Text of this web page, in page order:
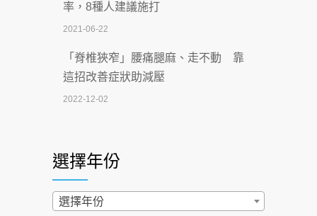
2026-07-02
2026-07-02
4連霸議員黃秋澤癌逝！食道癌為何奪命
西園醫院55周年 7／10捐血公益活動 邀
民眾熱血響應
2026-06-30
率，8種人建議施打
2021-06-22
「脊椎狹窄」腰痛腿麻、走不動 靠
這招改善症狀助減壓
2022-12-02
2022-02-17
過量維生素D和鈣恐罹癌? 醫師釋
選擇年份
選擇年份